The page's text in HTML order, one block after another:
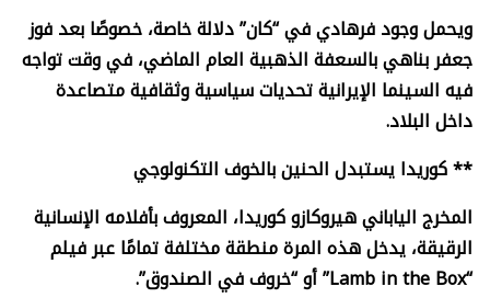
ويحمل وجود فرهادي في “كان” دلالة خاصة، خصوصًا بعد فوز
جعفر بناهي بالسعفة الذهبية العام الماضي، في وقت تواجه
فيه السينما الإيرانية تحديات سياسية وثقافية متصاعدة
داخل البلاد.
** كوريدا يستبدل الحنين بالخوف التكنولوجي
المخرج الياباني هيروكازو كوريدا، المعروف بأفلامه الإنسانية
الرقيقة، يدخل هذه المرة منطقة مختلفة تمامًا عبر فيلم
“
Lamb in the Box” أو “خروف في الصندوق”.